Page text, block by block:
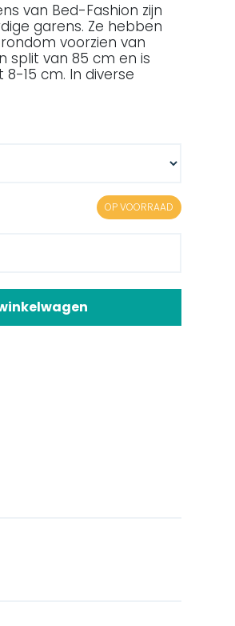
van Bed-Fashion zijn
garens. Ze hebben
voorzien van
split van 85 cm en is
15 cm. In diverse
OP VOORRAAD